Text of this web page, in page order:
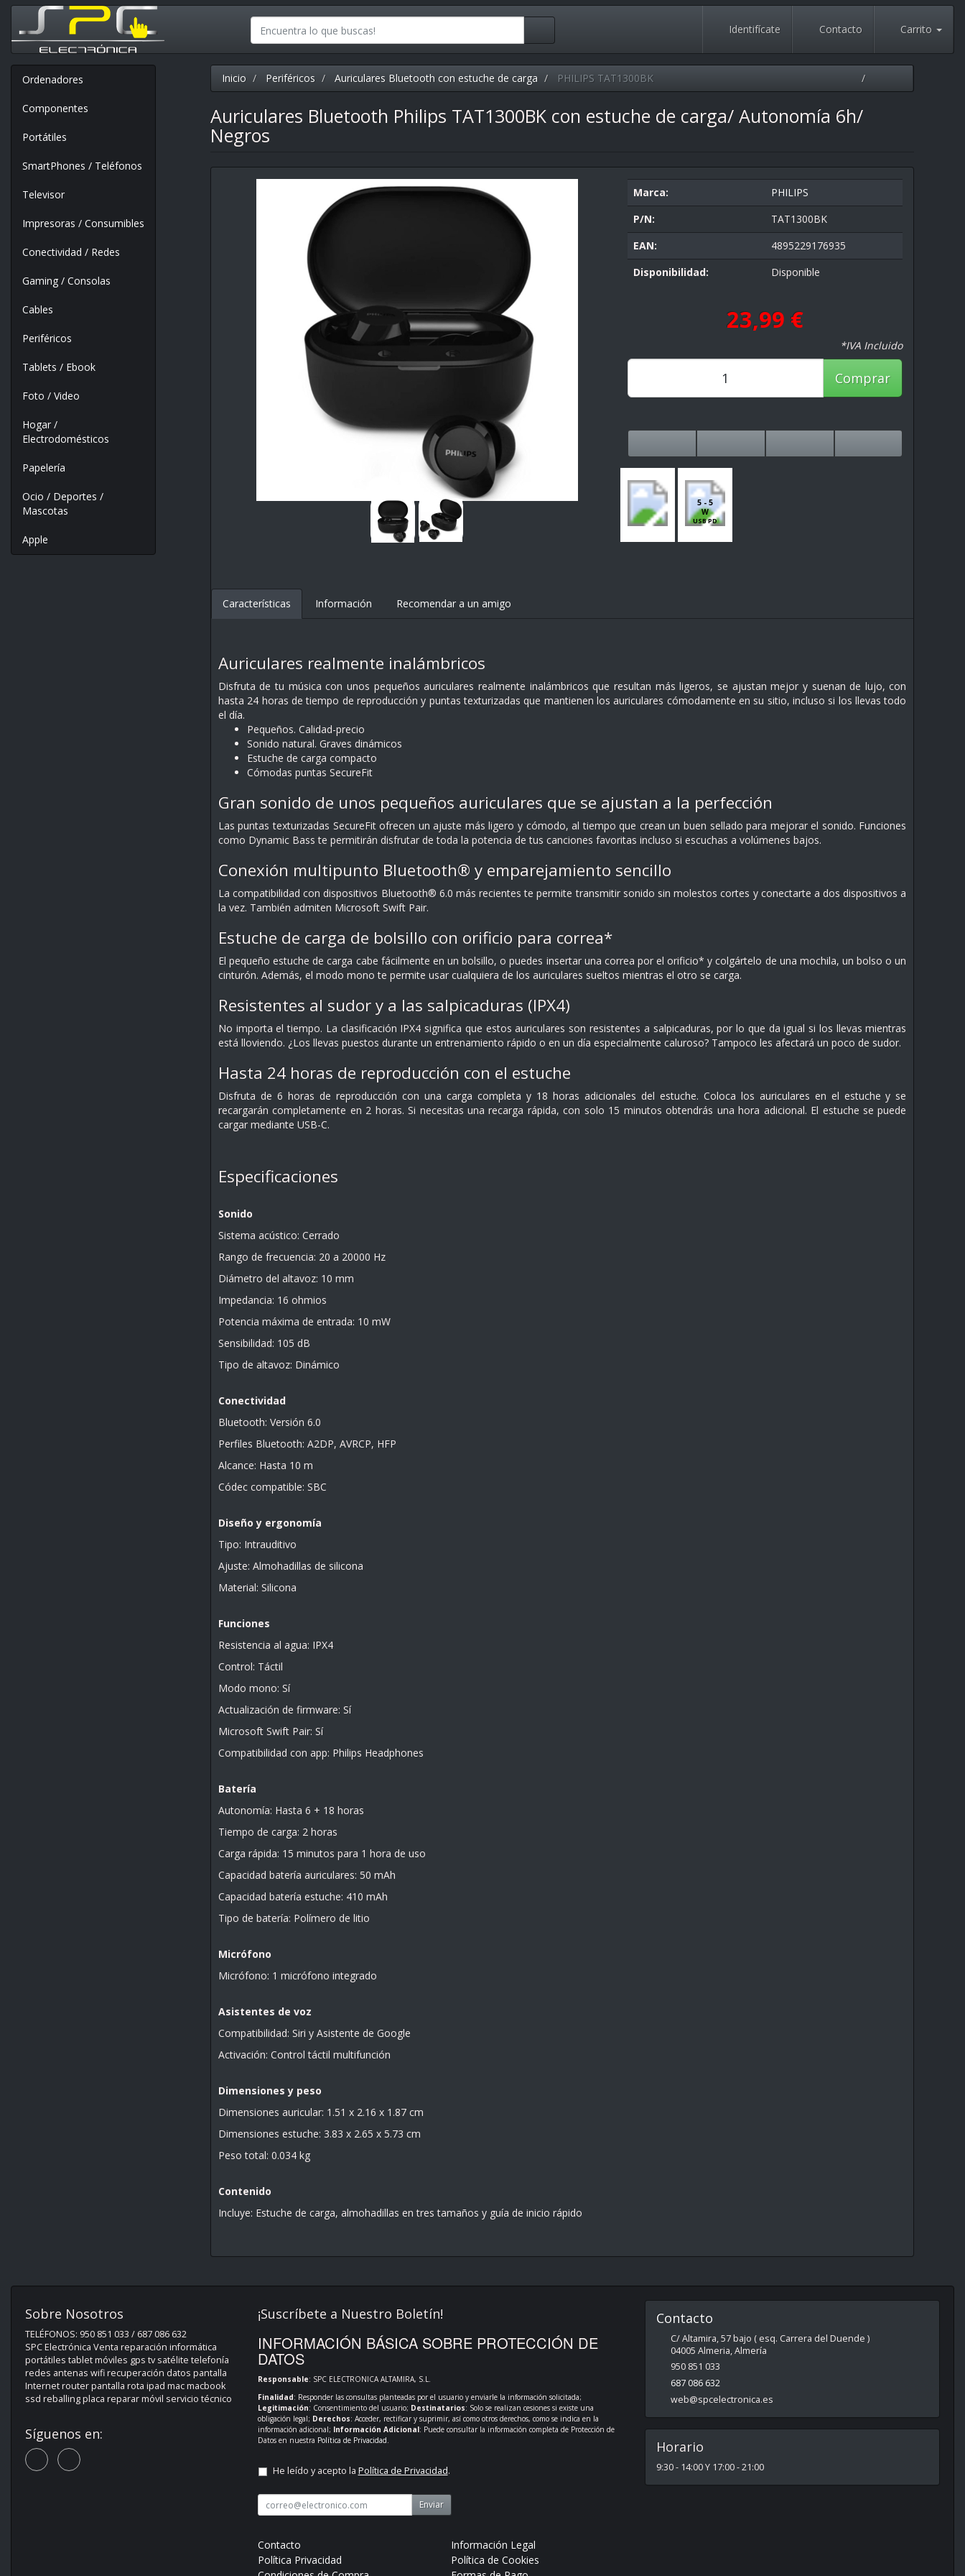
Identifícate Contacto Carrito
Ordenadores
Componentes
Portátiles
SmartPhones / Teléfonos
Televisor
Impresoras / Consumibles
Conectividad / Redes
Gaming / Consolas
Cables
Periféricos
Tablets / Ebook
Foto / Video
Hogar /
Electrodomésticos
Papelería
Ocio / Deportes /
Mascotas
Apple
Inicio Periféricos Auriculares Bluetooth con estuche de carga PHILIPS TAT1300BK
Auriculares Bluetooth Philips TAT1300BK con estuche de carga/ Autonomía 6h/
Negros
Marca:
PHILIPS
P/N:
TAT1300BK
EAN:
4895229176935
Disponibilidad:
Disponible
23,99 €
*IVA Incluido
Comprar
5 - 5
W
USB PD
Características Información Recomendar a un amigo
Auriculares realmente inalámbricos
Disfruta de tu música con unos pequeños auriculares realmente inalámbricos que resultan más ligeros, se ajustan mejor y suenan de lujo, con
hasta 24 horas de tiempo de reproducción y puntas texturizadas que mantienen los auriculares cómodamente en su sitio, incluso si los llevas todo
el día.
Pequeños. Calidad-precio
Sonido natural. Graves dinámicos
Estuche de carga compacto
Cómodas puntas SecureFit
Gran sonido de unos pequeños auriculares que se ajustan a la perfección
Las puntas texturizadas SecureFit ofrecen un ajuste más ligero y cómodo, al tiempo que crean un buen sellado para mejorar el sonido. Funciones
como Dynamic Bass te permitirán disfrutar de toda la potencia de tus canciones favoritas incluso si escuchas a volúmenes bajos.
Conexión multipunto Bluetooth® y emparejamiento sencillo
La compatibilidad con dispositivos Bluetooth® 6.0 más recientes te permite transmitir sonido sin molestos cortes y conectarte a dos dispositivos a
la vez. También admiten Microsoft Swift Pair.
Estuche de carga de bolsillo con orificio para correa*
El pequeño estuche de carga cabe fácilmente en un bolsillo, o puedes insertar una correa por el orificio* y colgártelo de una mochila, un bolso o un
cinturón. Además, el modo mono te permite usar cualquiera de los auriculares sueltos mientras el otro se carga.
Resistentes al sudor y a las salpicaduras (IPX4)
No importa el tiempo. La clasificación IPX4 significa que estos auriculares son resistentes a salpicaduras, por lo que da igual si los llevas mientras
está lloviendo. ¿Los llevas puestos durante un entrenamiento rápido o en un día especialmente caluroso? Tampoco les afectará un poco de sudor.
Hasta 24 horas de reproducción con el estuche
Disfruta de 6 horas de reproducción con una carga completa y 18 horas adicionales del estuche. Coloca los auriculares en el estuche y se
recargarán completamente en 2 horas. Si necesitas una recarga rápida, con solo 15 minutos obtendrás una hora adicional. El estuche se puede
cargar mediante USB-C.
Especificaciones
Sonido
Sistema acústico: Cerrado
Rango de frecuencia: 20 a 20000 Hz
Diámetro del altavoz: 10 mm
Impedancia: 16 ohmios
Potencia máxima de entrada: 10 mW
Sensibilidad: 105 dB
Tipo de altavoz: Dinámico
Conectividad
Bluetooth: Versión 6.0
Perfiles Bluetooth: A2DP, AVRCP, HFP
Alcance: Hasta 10 m
Códec compatible: SBC
Diseño y ergonomía
Tipo: Intrauditivo
Ajuste: Almohadillas de silicona
Material: Silicona
Funciones
Resistencia al agua: IPX4
Control: Táctil
Modo mono: Sí
Actualización de firmware: Sí
Microsoft Swift Pair: Sí
Compatibilidad con app: Philips Headphones
Batería
Autonomía: Hasta 6 + 18 horas
Tiempo de carga: 2 horas
Carga rápida: 15 minutos para 1 hora de uso
Capacidad batería auriculares: 50 mAh
Capacidad batería estuche: 410 mAh
Tipo de batería: Polímero de litio
Micrófono
Micrófono: 1 micrófono integrado
Asistentes de voz
Compatibilidad: Siri y Asistente de Google
Activación: Control táctil multifunción
Dimensiones y peso
Dimensiones auricular: 1.51 x 2.16 x 1.87 cm
Dimensiones estuche: 3.83 x 2.65 x 5.73 cm
Peso total: 0.034 kg
Contenido
Incluye: Estuche de carga, almohadillas en tres tamaños y guía de inicio rápido
Sobre Nosotros
TELÉFONOS: 950 851 033 / 687 086 632
SPC Electrónica Venta reparación informática
portátiles tablet móviles gps tv satélite telefonía
redes antenas wifi recuperación datos pantalla
Internet router pantalla rota ipad mac macbook
ssd reballing placa reparar móvil servicio técnico
Síguenos en:
¡Suscríbete a Nuestro Boletín!
INFORMACIÓN BÁSICA SOBRE PROTECCIÓN DE
DATOS
Responsable: SPC ELECTRONICA ALTAMIRA, S.L.
Finalidad: Responder las consultas planteadas por el usuario y enviarle la información solicitada;
Legitimación: Consentimiento del usuario; Destinatarios: Solo se realizan cesiones si existe una
obligación legal; Derechos: Acceder, rectificar y suprimir, así como otros derechos, como se indica en la
información adicional; Información Adicional: Puede consultar la información completa de Protección de
Datos en nuestra Política de Privacidad.
He leído y acepto la Política de Privacidad.
Enviar
Contacto
Información Legal
Política Privacidad
Política de Cookies
Contacto
C/ Altamira, 57 bajo ( esq. Carrera del Duende )
04005 Almeria,Almería
950 851 033
687 086 632
web@spcelectronica.es
Horario
9:30 - 14:00 Y 17:00 - 21:00